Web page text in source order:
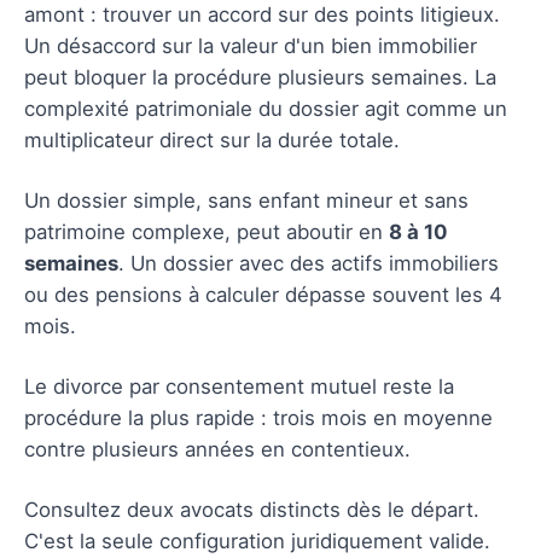
amont : trouver un accord sur des points litigieux.
Un désaccord sur la valeur d'un bien immobilier
peut bloquer la procédure plusieurs semaines. La
complexité patrimoniale du dossier agit comme un
multiplicateur direct sur la durée totale.
Un dossier simple, sans enfant mineur et sans
patrimoine complexe, peut aboutir en 8 à 10
semaines. Un dossier avec des actifs immobiliers
ou des pensions à calculer dépasse souvent les 4
mois.
Le divorce par consentement mutuel reste la
procédure la plus rapide : trois mois en moyenne
contre plusieurs années en contentieux.
Consultez deux avocats distincts dès le départ.
C'est la seule configuration juridiquement valide.